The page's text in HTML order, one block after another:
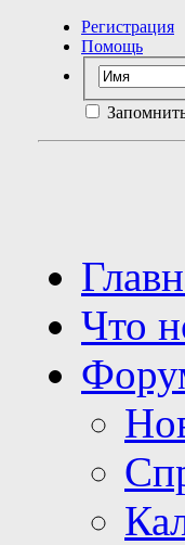
Регистрация
Помощь
Что